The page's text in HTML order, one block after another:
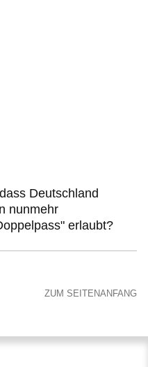
Deutschland
nunmehr
erlaubt?
ZUM SEITENANFANG